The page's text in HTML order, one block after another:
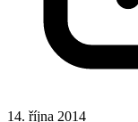
14. října 2014